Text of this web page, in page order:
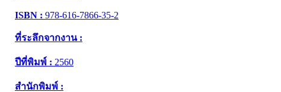
ISBN : 978-616-7866-35-2
ที่ระลึกจากงาน :
ปีที่พิมพ์ : 2560
สำนักพิมพ์ :